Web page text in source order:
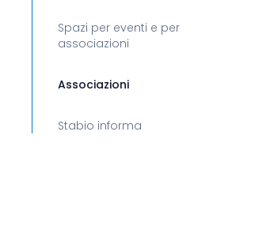
Spazi per eventi e per
associazioni
Associazioni
Stabio informa